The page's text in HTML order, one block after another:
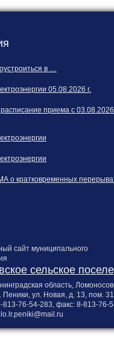
в …
05.08.2026 г.
приема с 03.08.2026
кратковременных
сайт муниципального
сельское
область,
Пеники, ул. Новая, д. 13, пом. 31
813-76-54-283, факс: 8-813-76-
lo.lr.peniki@mail.ru